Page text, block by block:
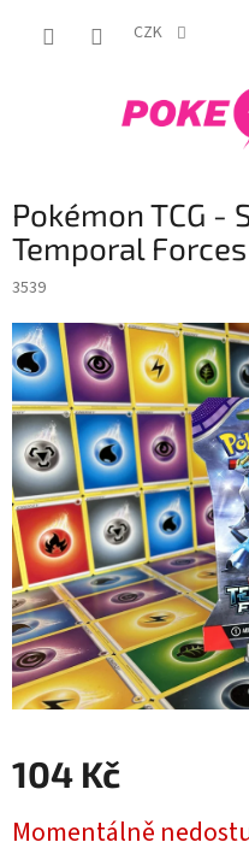
CZK
Pokémon TCG -
Temporal
3539
104 Kč
cena:
Momentálně